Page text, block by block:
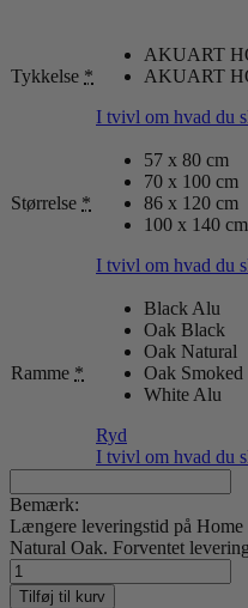
Tykkelse *
AKUART
AKUART
I tvivl om hvad du
Størrelse *
57 x 80 cm
70 x 100 cm
86 x 120 cm
100 x 140 cm
I tvivl om hvad du
Ramme *
Black Alu
Oak Black
Oak Natural
Oak Smoked
White Alu
Ryd
I tvivl om hvad du
Bemærk:
Længere leveringstid på
Natural Oak. Forventet
Clayworks
04Tilføj til kurv